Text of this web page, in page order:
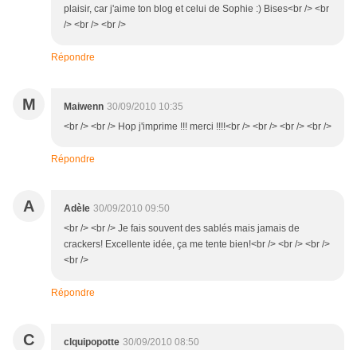
plaisir, car j'aime ton blog et celui de Sophie :) Bises<br /> <br
/> <br /> <br />
Répondre
M Maiwenn 30/09/2010 10:35
<br /> <br /> Hop j'imprime !!! merci !!!!<br /> <br /> <br /> <br />
Répondre
A Adèle 30/09/2010 09:50
<br /> <br /> Je fais souvent des sablés mais jamais de
crackers! Excellente idée, ça me tente bien!<br /> <br /> <br />
<br />
Répondre
C clquipopotte 30/09/2010 08:50